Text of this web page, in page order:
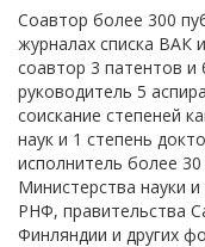
Соавтор более 300
журналах списка ВАК
соавтор 3 патентов и
руководитель 5
соискание степеней
наук и 1 степень
исполнитель более
Министерства науки
РНФ, правительства
Финляндии и других